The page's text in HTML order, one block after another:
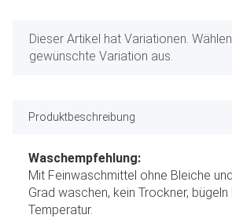
x
Dieser Artikel hat Variationen.
gewünschte Variation aus.
Produktbeschreibung
Waschempfehlung:
Mit Feinwaschmittel ohne Bleiche
Grad waschen, kein Trockner,
Temperatur.